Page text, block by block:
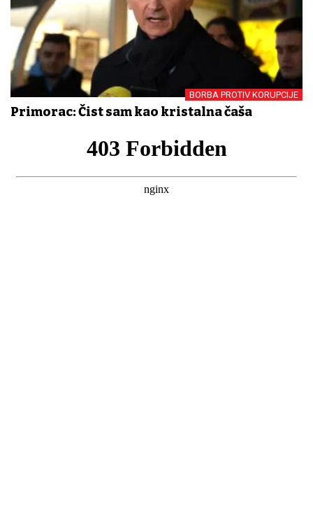
BORBA PROTIV KORUPCIJE
Primorac: Čist sam kao kristalna čaša